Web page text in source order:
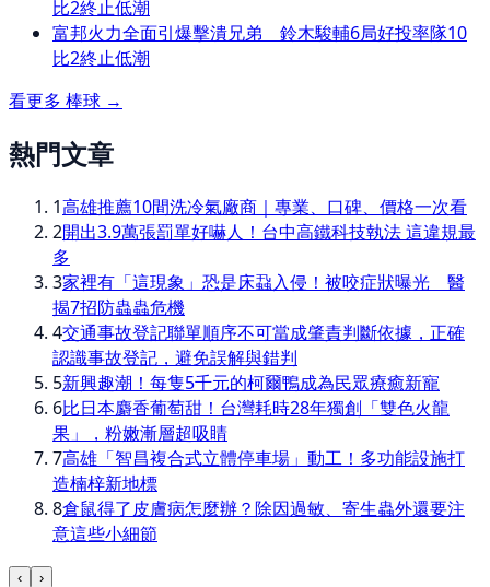
比2終止低潮
富邦火力全面引爆擊潰兄弟 鈴木駿輔6局好投率隊10
比2終止低潮
看更多 棒球 →
熱門文章
1高雄推薦10間洗冷氣廠商｜專業、口碑、價格一次看
2開出3.9萬張罰單好嚇人！台中高鐵科技執法 這違規最
多
3家裡有「這現象」恐是床蝨入侵！被咬症狀曝光 醫
揭7招防蟲蟲危機
4交通事故登記聯單順序不可當成肇責判斷依據，正確
認識事故登記，避免誤解與錯判
5新興趣潮！每隻5千元的柯爾鴨成為民眾療癒新寵
6比日本麝香葡萄甜！台灣耗時28年獨創「雙色火龍
果」，粉嫩漸層超吸睛
7高雄「智昌複合式立體停車場」動工！多功能設施打
造楠梓新地標
8倉鼠得了皮膚病怎麼辦？除因過敏、寄生蟲外還要注
意這些小細節
‹ ›